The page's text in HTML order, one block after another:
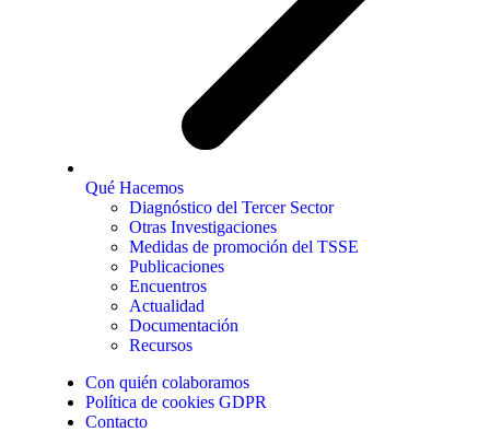
Qué Hacemos
Diagnóstico del Tercer Sector
Otras Investigaciones
Medidas de promoción del TSSE
Publicaciones
Encuentros
Actualidad
Documentación
Recursos
Con quién colaboramos
Política de cookies GDPR
Contacto